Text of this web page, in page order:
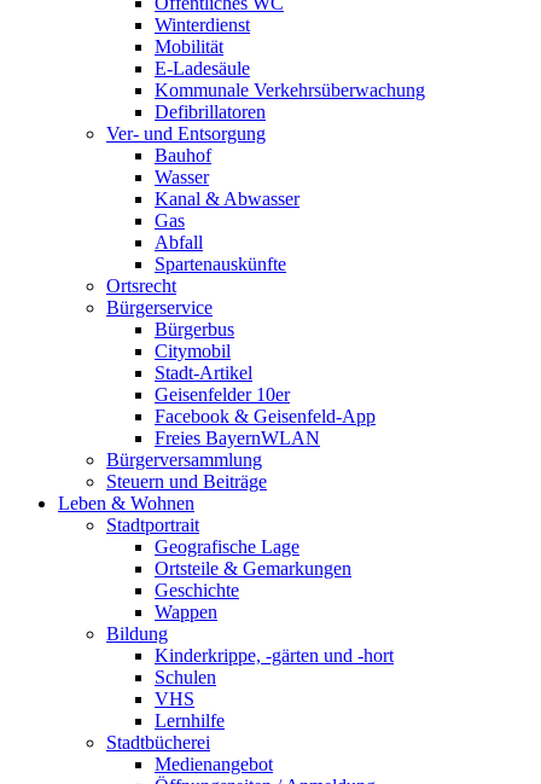
Winterdienst
Mobilität
E-Ladesäule
Kommunale Verkehrsüberwachung
Defibrillatoren
Ver- und Entsorgung
Bauhof
Wasser
Kanal & Abwasser
Gas
Abfall
Spartenauskünfte
Ortsrecht
Bürgerservice
Bürgerbus
Citymobil
Stadt-Artikel
Geisenfelder 10er
Facebook & Geisenfeld-App
Freies BayernWLAN
Bürgerversammlung
Steuern und Beiträge
Leben & Wohnen
Stadtportrait
Geografische Lage
Ortsteile & Gemarkungen
Geschichte
Wappen
Bildung
Kinderkrippe, -gärten und -hort
Schulen
VHS
Lernhilfe
Stadtbücherei
Medienangebot